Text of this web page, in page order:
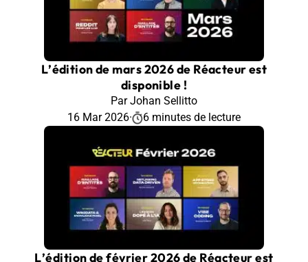
L’édition de mars 2026 de Réacteur est
disponible !
Par Johan Sellitto
16 Mar 2026· 6 minutes de lecture
L’édition de février 2026 de Réacteur est